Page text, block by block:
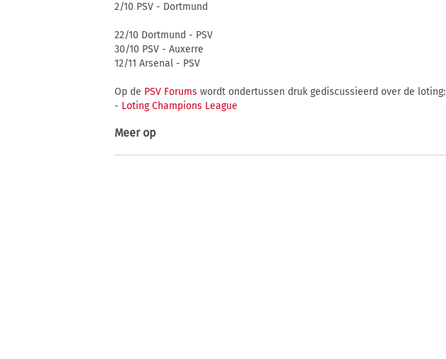
2/10 PSV - Dortmund
22/10 Dortmund - PSV
30/10 PSV - Auxerre
12/11 Arsenal - PSV
Op de PSV Forums wordt ondertussen druk gediscussieerd over de loting:
- Loting Champions League
Meer op